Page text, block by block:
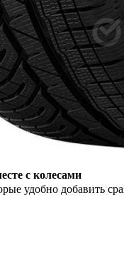
с колесами
удобно добавить